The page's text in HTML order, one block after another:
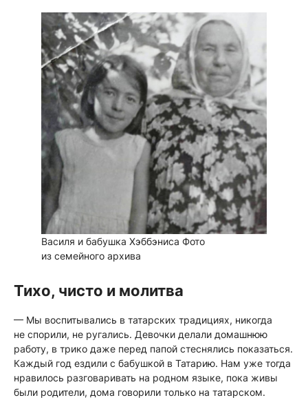
Василя и бабушка Хэббэниса Фото
из семейного архива
Тихо, чисто и молитва
— Мы воспитывались в татарских традициях, никогда
не спорили, не ругались. Девочки делали домашнюю
работу, в трико даже перед папой стеснялись показаться.
Каждый год ездили с бабушкой в Татарию. Нам уже тогда
нравилось разговаривать на родном языке, пока живы
были родители, дома говорили только на татарском.